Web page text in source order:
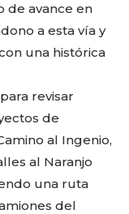
de avance en
a esta vía y
una histórica
revisar
de
al Ingenio,
al Naranjo
una ruta
del